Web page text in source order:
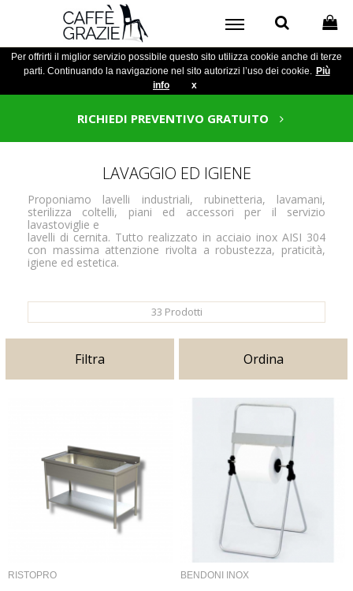
Per offrirti il miglior servizio possibile questo sito utilizza cookie anche di terze
parti. Continuando la navigazione nel sito autorizzi l’uso dei cookie. Più
info
x
RICHIEDI PREVENTIVO GRATUITO
LAVAGGIO ED IGIENE
Proponiamo lavelli industriali, rubinetteria, lavamani,
sterilizza coltelli, piani ed accessori per il servizio
lavastoviglie e
lavelli di cernita. Tutto realizzato in acciaio inox AISI 304
con massima attenzione rivolta a robustezza, praticità,
igiene ed estetica.
33 Prodotti
Filtra Ordina
RISTOPRO
BENDONI INOX